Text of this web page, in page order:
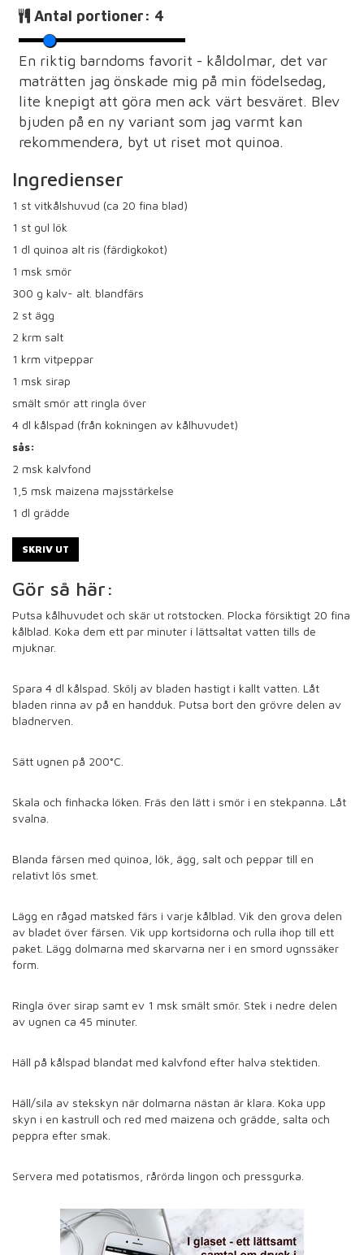
Antal portioner: 4
En riktig barndoms favorit - kåldolmar, det var
maträtten jag önskade mig på min födelsedag,
lite knepigt att göra men ack värt besväret. Blev
bjuden på en ny variant som jag varmt kan
rekommendera, byt ut riset mot quinoa.
Ingredienser
1 st vitkålshuvud (ca 20 fina blad)
1 st gul lök
1 dl quinoa alt ris (färdigkokot)
1 msk smör
300 g kalv- alt. blandfärs
2 st ägg
2 krm salt
1 krm vitpeppar
1 msk sirap
smält smör att ringla över
4 dl kålspad (från kokningen av kålhuvudet)
sås:
2 msk kalvfond
1,5 msk maizena majsstärkelse
1 dl grädde
SKRIV UT
Gör så här:
Putsa kålhuvudet och skär ut rotstocken. Plocka försiktigt 20 fina
kålblad. Koka dem ett par minuter i lättsaltat vatten tills de
mjuknar.
Spara 4 dl kålspad. Skölj av bladen hastigt i kallt vatten. Låt
bladen rinna av på en handduk. Putsa bort den grövre delen av
bladnerven.
Sätt ugnen på 200°C.
Skala och finhacka löken. Fräs den lätt i smör i en stekpanna. Låt
svalna.
Blanda färsen med quinoa, lök, ägg, salt och peppar till en
relativt lös smet.
Lägg en rågad matsked färs i varje kålblad. Vik den grova delen
av bladet över färsen. Vik upp kortsidorna och rulla ihop till ett
paket. Lägg dolmarna med skarvarna ner i en smord ugnssäker
form.
Ringla över sirap samt ev 1 msk smält smör. Stek i nedre delen
av ugnen ca 45 minuter.
Häll på kålspad blandat med kalvfond efter halva stektiden.
Häll/sila av stekskyn när dolmarna nästan är klara. Koka upp
skyn i en kastrull och red med maizena och grädde, salta och
peppra efter smak.
Servera med potatismos, rårörda lingon och pressgurka.